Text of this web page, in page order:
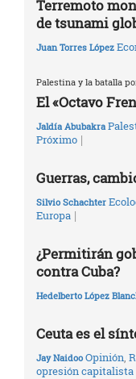
Terremoto
de tsunami
Juan Torres López
Palestina y la batalla
El «Octavo
Jaldía Abubakra
Próximo |
Guerras,
Silvio Schachter
Europa |
¿Permitirán
contra Cuba?
Hedelberto López
Ceuta es el
Jay Naidoo Opinión
opresión capitalista